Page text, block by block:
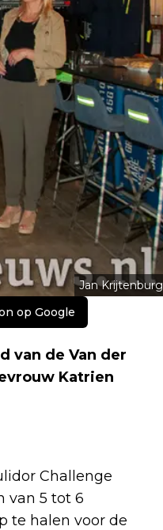
Jan Krijtenburg
op Google
van de Van der
Katrien
Challenge
van 5 tot 6
te halen voor de